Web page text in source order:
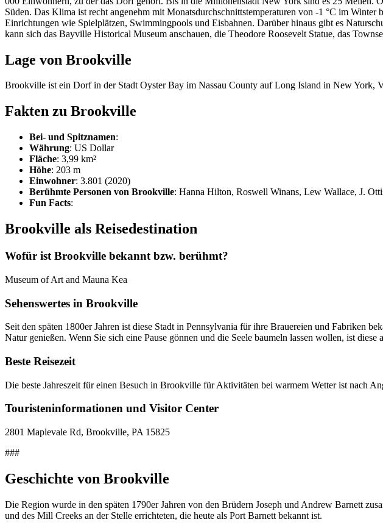
Süden. Das Klima ist recht angenehm mit Monatsdurchschnittstemperaturen von -1 °C im
Einrichtungen wie Spielplätzen, Swimmingpools und Eisbahnen. Darüber hinaus gibt es
kann sich das Bayville Historical Museum anschauen, die Theodore Roosevelt Statue, das
Lage von Brookville
Brookville ist ein Dorf in der Stadt Oyster Bay im Nassau County auf Long Island in New York,
Fakten zu Brookville
Bei- und Spitznamen:
Währung: US Dollar
Fläche: 3,99 km²
Höhe: 203 m
Einwohner: 3.801 (2020)
Berühmte Personen von Brookville: Hanna Hilton, Roswell Winans, Lew Wallace, J.
Fun Facts:
Brookville als Reisedestination
Wofür ist Brookville bekannt bzw. berühmt?
Museum of Art and Mauna Kea
Sehenswertes in Brookville
Seit den späten 1800er Jahren ist diese Stadt in Pennsylvania für ihre Brauereien und Fabriken
Natur genießen. Wenn Sie sich eine Pause gönnen und die Seele baumeln lassen wollen, ist diese
Beste Reisezeit
Die beste Jahreszeit für einen Besuch in Brookville für Aktivitäten bei warmem Wetter ist nach
Touristeninformationen und Visitor Center
2801 Maplevale Rd, Brookville, PA 15825
###
Geschichte von Brookville
Die Region wurde in den späten 1790er Jahren von den Brüdern Joseph und Andrew Barnett
und des Mill Creeks an der Stelle errichteten, die heute als Port Barnett bekannt ist.